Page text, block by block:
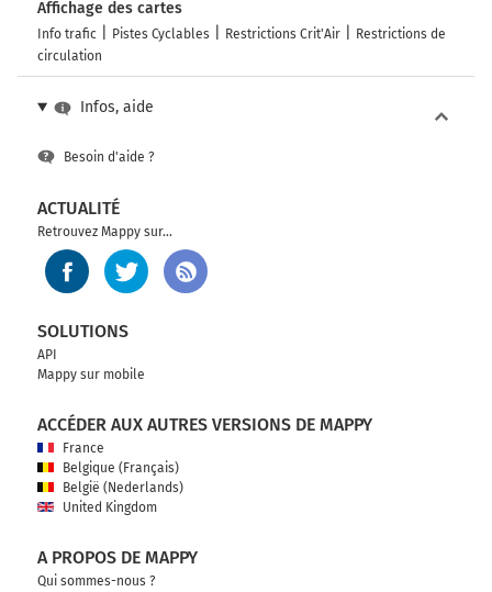
Affichage des cartes
Info trafic Pistes Cyclables Restrictions Crit'Air
Restrictions de
circulation
Infos, aide
Besoin d'aide ?
ACTUALITÉ
Retrouvez Mappy sur...
SOLUTIONS
API
Mappy sur mobile
ACCÉDER AUX AUTRES VERSIONS DE MAPPY
France
Belgique (Français)
België (Nederlands)
United Kingdom
A PROPOS DE MAPPY
Qui sommes-nous ?